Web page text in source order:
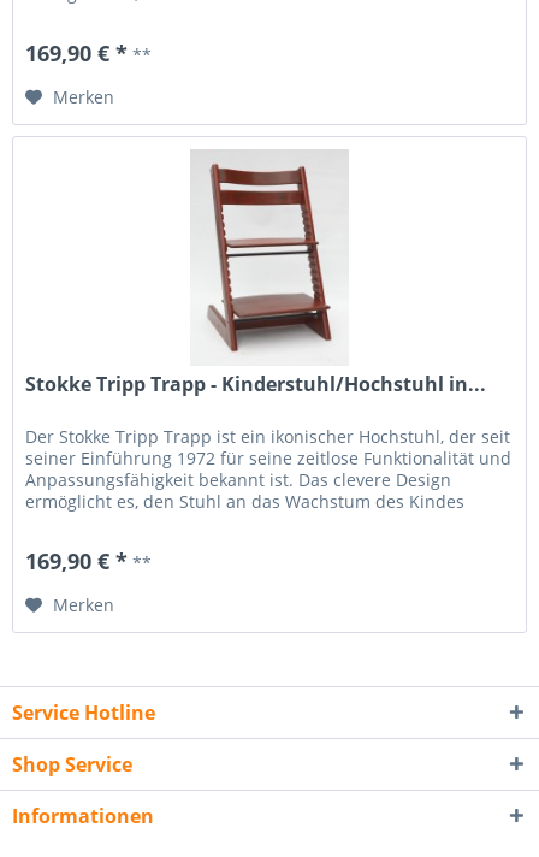
Stuhl optimalen Komfort und...
169,90 € * **
Merken
Stokke Tripp Trapp - Kinderstuhl/Hochstuhl in...
Der Stokke Tripp Trapp ist ein ikonischer Hochstuhl, der seit
seiner Einführung 1972 für seine zeitlose Funktionalität und
Anpassungsfähigkeit bekannt ist. Das clevere Design
ermöglicht es, den Stuhl an das Wachstum des Kindes
Stuhl optimalen Komfort und...
169,90 € * **
Merken
Service Hotline
Shop Service
Informationen